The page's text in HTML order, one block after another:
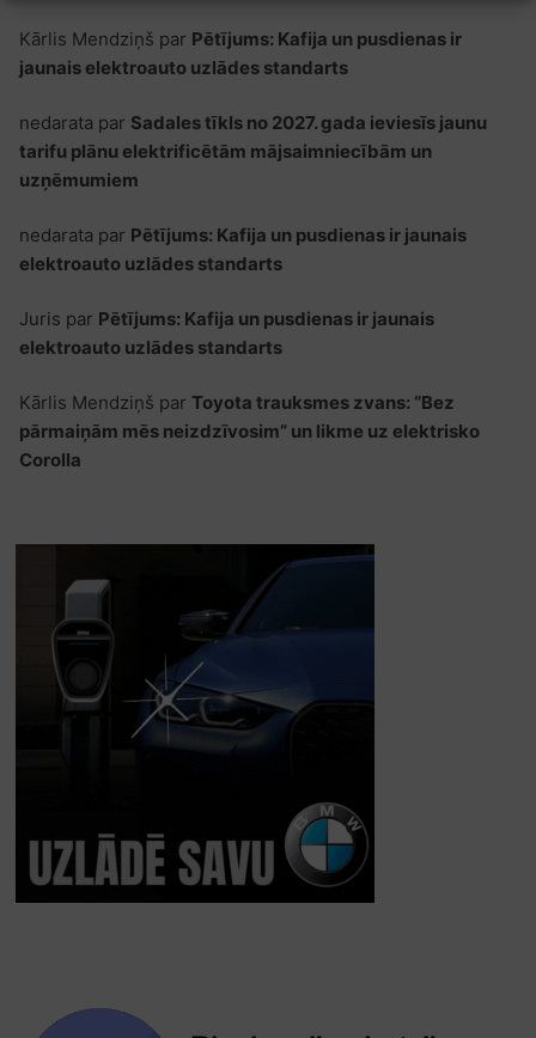
Kārlis Mendziņš par Pētījums: Kafija un pusdienas ir
jaunais elektroauto uzlādes standarts
nedarata par Sadales tīkls no 2027. gada ieviesīs jaunu
tarifu plānu elektrificētām mājsaimniecībām un
uzņēmumiem
nedarata par Pētījums: Kafija un pusdienas ir jaunais
elektroauto uzlādes standarts
Juris par Pētījums: Kafija un pusdienas ir jaunais
elektroauto uzlādes standarts
Kārlis Mendziņš par Toyota trauksmes zvans: “Bez
pārmaiņām mēs neizdzīvosim” un likme uz elektrisko
Corolla